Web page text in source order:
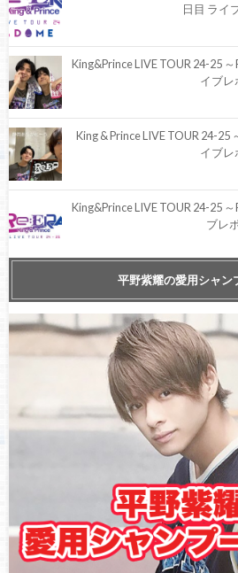
日目 ライ
King&Prince LIVE TOUR 24-25
イブレ
King & Prince LIVE TOUR 24-25
イブレ
King&Prince LIVE TOUR 24-25
ブレ
【King&Prince】ジャニーズ
『Johnny’s World Happy LIVE
6月
King & Prince コンサート “King
〜Mr.〜” 5月15日愛知公
King & Prince コンサート2022
TOUR〜Mr.〜” 4月9日大阪
King&Prince LIVE TOUR 24-25
ブレ
平野紫耀の愛用シャン